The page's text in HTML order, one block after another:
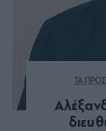
ΤΑ